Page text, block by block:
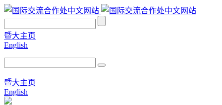
暨大主页
English
暨大主页
English